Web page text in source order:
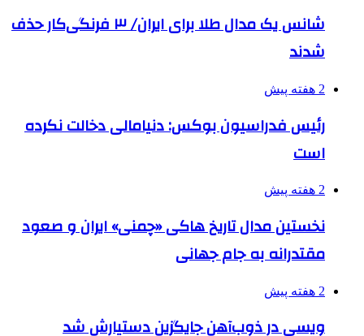
شانس یک مدال طلا برای ایران/ ۳ فرنگی‌کار حذف
شدند
2 هفته پیش
رئیس فدراسیون بوکس: دنیامالی دخالت نکرده
است
2 هفته پیش
نخستین مدال تاریخ هاکی «چمنی» ایران و صعود
مقتدرانه به جام جهانی
2 هفته پیش
ویسی در ذوب‌آهن جایگزین دستیارش شد